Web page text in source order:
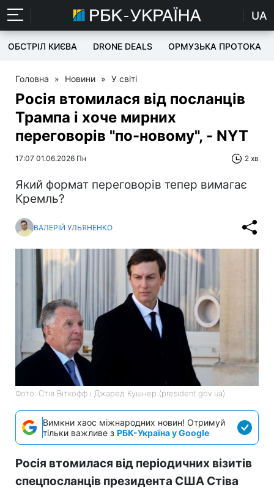
UA
ОБСТРІЛ КИЄВА DRONE DEALS ОРМУЗЬКА ПРОТОКА
Головна » Новини » У світі
Росія втомилася від посланців
Трампа і хоче мирних
переговорів "по-новому", - NYT
17:07 01.06.2026 Пн 2 хв
Який формат переговорів тепер вимагає
Кремль?
ВАЛЕРІЙ УЛЬЯНЕНКО
Фото: Стів Віткофф і Джаред Кушнер (president.gov.ua)
Вимкни хаос міжнародних новин! Отримуй
тільки важливе з РБК-Україна у Google
Росія втомилася від періодичних візитів
спецпосланців президента США Стіва